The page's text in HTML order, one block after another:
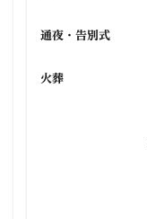
通夜・告別式
火葬